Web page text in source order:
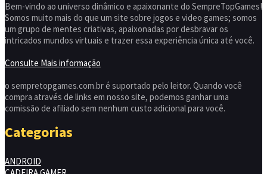
Bem-vindo ao universo dinâmico e apaixonante do SempreTopGames!
Somos muito mais do que um site sobre jogos e video games; somos
um grupo de mentes criativas, apaixonadas por desbravar os
intricados mundos virtuais e trazer essa experiência única até você.
Consulte Mais informação
o sempretopgames.com.br é suportado pelo leitor. Quando você
compra através de links em nosso site, podemos ganhar uma
comissão de afiliado sem nenhum custo adicional para você.
Categorias
ANDROID